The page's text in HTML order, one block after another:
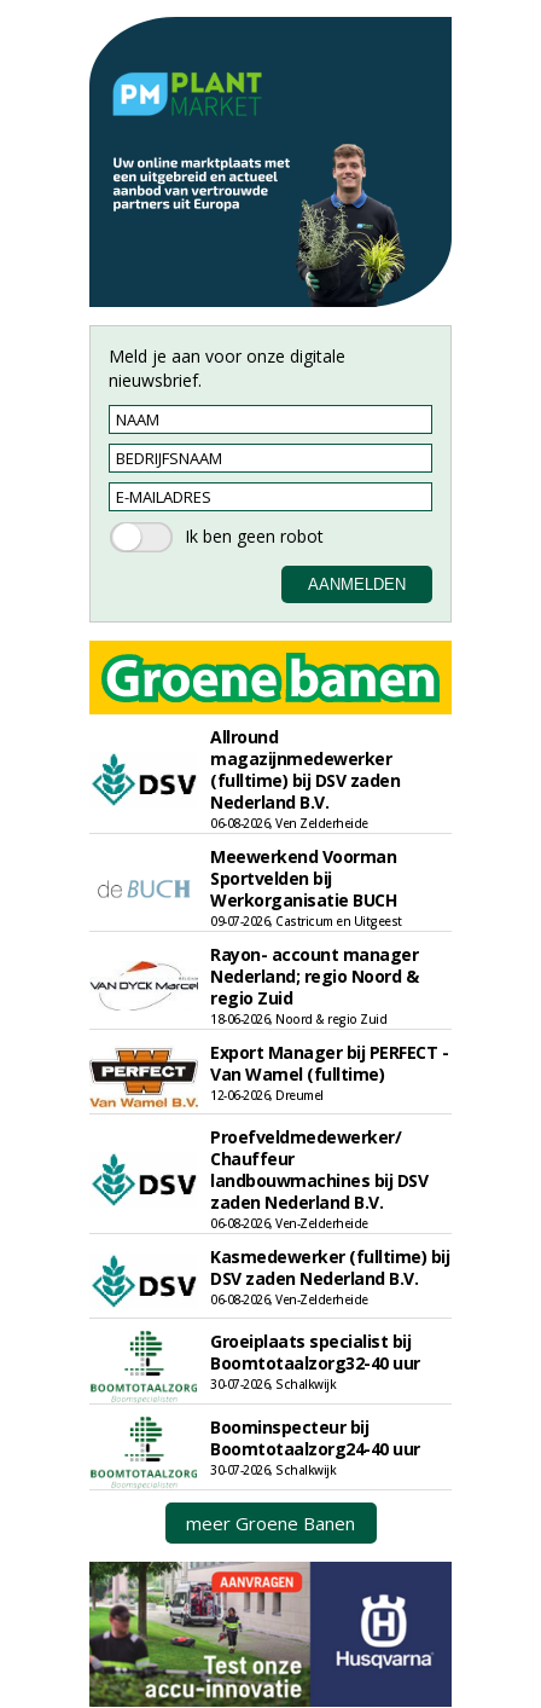
Meld je aan voor onze digitale
nieuwsbrief.
Allround
magazijnmedewerker
(fulltime) bij DSV zaden
Nederland B.V.
06-08-2026, Ven Zelderheide
Meewerkend Voorman
Sportvelden bij
Werkorganisatie BUCH
09-07-2026, Castricum en Uitgeest
Rayon- account manager
Nederland; regio Noord &
regio Zuid
18-06-2026, Noord & regio Zuid
Export Manager bij PERFECT -
Van Wamel (fulltime)
12-06-2026, Dreumel
Proefveldmedewerker/
Chauffeur
landbouwmachines bij DSV
zaden Nederland B.V.
06-08-2026, Ven-Zelderheide
Kasmedewerker (fulltime) bij
DSV zaden Nederland B.V.
06-08-2026, Ven-Zelderheide
Groeiplaats specialist bij
Boomtotaalzorg32-40 uur
30-07-2026, Schalkwijk
Boominspecteur bij
Boomtotaalzorg24-40 uur
30-07-2026, Schalkwijk
meer Groene Banen